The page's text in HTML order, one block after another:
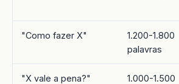
"Como fazer X"
1.200-1.800
palavras
"X vale a pena?"
1.000-1.500